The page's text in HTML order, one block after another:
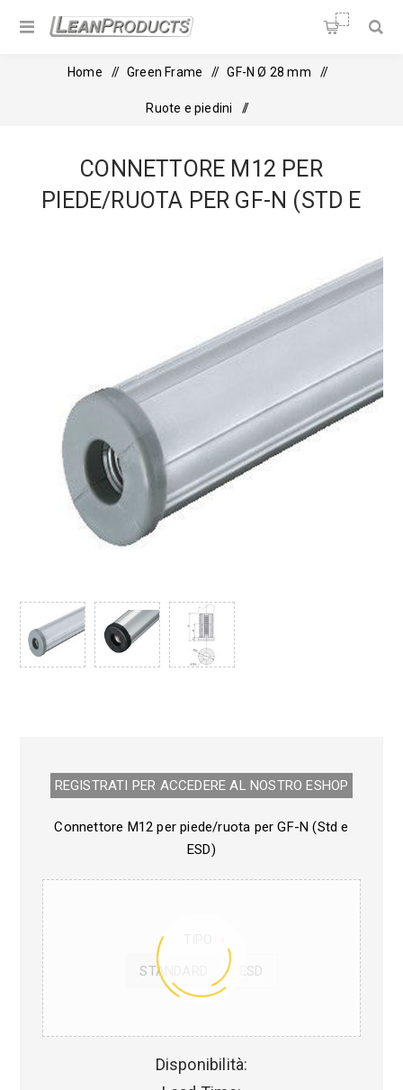
Soluzioni per la Lean
Home / Green Frame / GF-N Ø 28 mm /
Ruote e piedini /
CONNETTORE M12 PER
PIEDE/RUOTA PER GF-N (STD E
REGISTRATI PER ACCEDERE AL NOSTRO E­SHOP
Connettore M12 per piede/ruota per GF-N (Std e
ESD)
STANDARD ESD
Disponibilità: